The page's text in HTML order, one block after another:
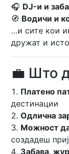
🎧 DJ-и и
🧭 Водичи и
…и сите кои
дружат и
💼 Што
Платено
дестинации
Одлична
Можност
создадеш
Забава,